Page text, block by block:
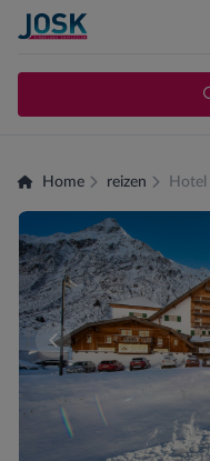
Terug naar de
Home reizen
Er zijn momenteel